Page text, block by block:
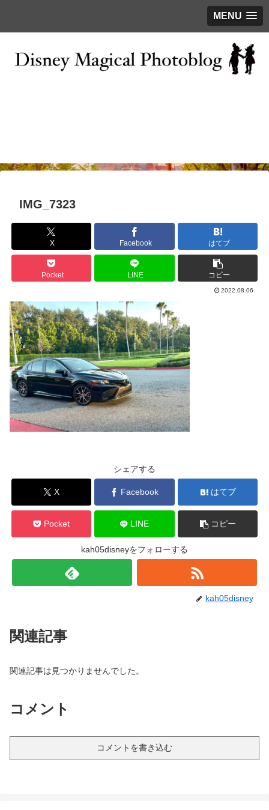
MENU
IMG_7323
X Facebook はてブ
Pocket LINE コピー
2022.08.06
シェアする
X Facebook はてブ
Pocket LINE コピー
kah05disneyをフォローする
kah05disney
関連記事
関連記事は見つかりませんでした。
コメント
コメントを書き込む